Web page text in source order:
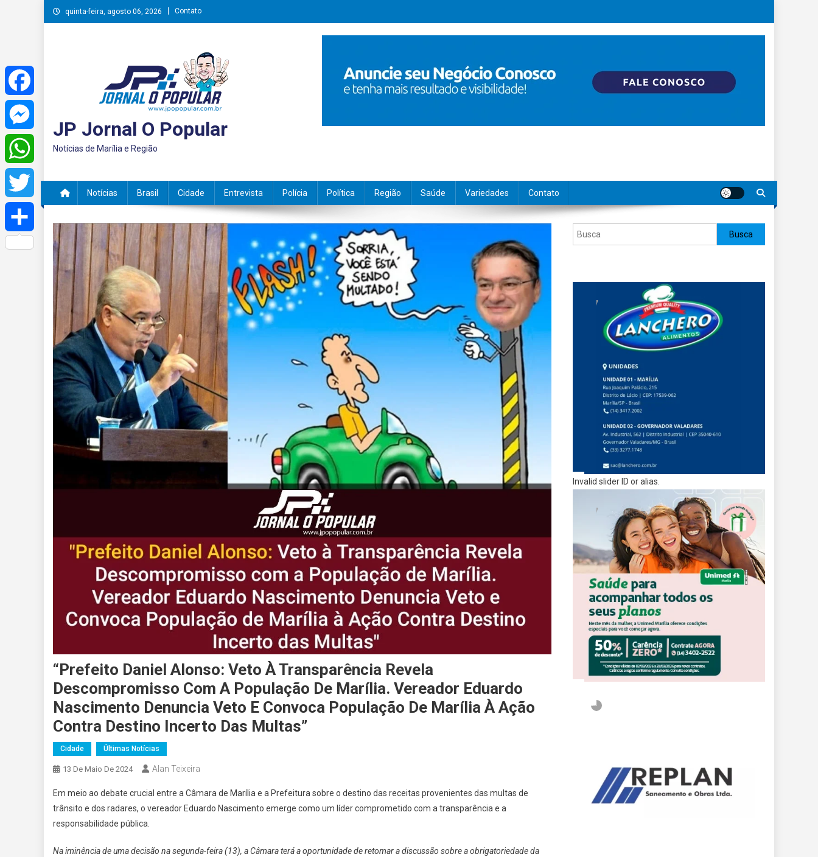
Skip
to
quinta-feira, agosto 06, 2026 Contato
JP Jornal O Popular
Notícias de Marília e Região
Notícias Brasil Cidade Entrevista Polícia Política Região Saúde Variedades Contato
“Prefeito Daniel Alonso: Veto À Transparência Revela
Descompromisso Com A População De Marília. Vereador Eduardo
Nascimento Denuncia Veto E Convoca População De Marília À Ação
Contra Destino Incerto Das Multas”
Cidade Últimas Notícias
13 De Maio De 2024 Alan Teixeira
Em meio ao debate crucial entre a Câmara de Marília e a Prefeitura sobre o destino das receitas provenientes das multas de
trânsito e dos radares, o vereador Eduardo Nascimento emerge como um líder comprometido com a transparência e a
responsabilidade pública.
Na iminência de uma decisão na segunda-feira (13), a Câmara terá a oportunidade de retomar a discussão sobre a obrigatoriedade da
Pesquisar Busca
Invalid slider ID or alias.
Facebook
Messenger
WhatsApp
Twitter
Share